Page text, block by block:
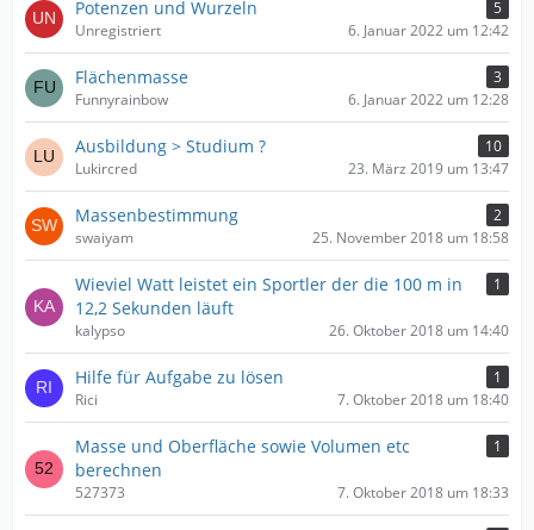
Potenzen und Wurzeln
5
Unregistriert
6. Januar 2022 um 12:42
Flächenmasse
3
Funnyrainbow
6. Januar 2022 um 12:28
Ausbildung > Studium ?
10
Lukircred
23. März 2019 um 13:47
Massenbestimmung
2
swaiyam
25. November 2018 um 18:58
Wieviel Watt leistet ein Sportler der die 100 m in
12,2 Sekunden läuft
1
kalypso 26. Oktober 2018 um 14:40
Hilfe für Aufgabe zu lösen
1
Rici
7. Oktober 2018 um 18:40
Masse und Oberfläche sowie Volumen etc
berechnen
1
527373 7. Oktober 2018 um 18:33